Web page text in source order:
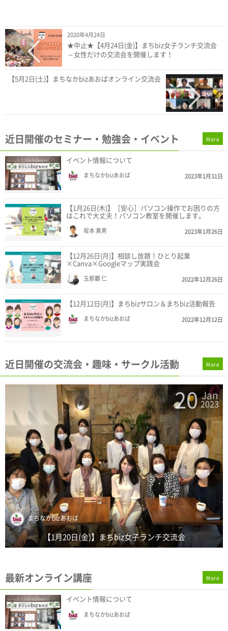
2020年4月24日
★中止★【4月24日(金)】まちbiz女子ランチ交流会
～女性だけの交流会を開催します！
【5月2日(土)】まちなかbizあおばオンライン交流会
近日開催のセミナー・勉強会・イベント
イベント情報について
まちなかbizあおば 2023年1月31日
【1月26日(木)】［安心］パソコン操作でお困りの方
はこれで大丈夫！パソコン教室を開催します。
坂本 貴男 2023年1月26日
【12月26日(月)】相談し放題！ひとり起業
×Canva×Googleマップ実践会
玉那覇 仁 2022年12月26日
【12月12日(月)】まちbizサロン＆まちbiz活動報告
まちなかbizあおば 2022年12月12日
More
近日開催の交流会・趣味・サークル活動
19 Jan
2023
坂佐井 雅一
【1月19日(木)】新年まちbizバー ～たまプラーザでビジネス
を語れる交流...
More
最新オンライン講座
イベント情報について
まちなかbizあおば
More